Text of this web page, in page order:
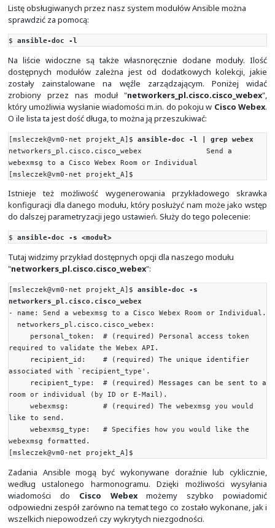
ADDED IN: historical
- data
Data to return for the `ping' return
If this parameter is set to `crash', the
cause an exception.
default: pong
type: str
ATTRIBUTES:
check_mode:
changed status prediction without
modifying target
support: full
diff_mode:
description: Will return details on what
changed (or possibly needs changing
in check_mode), when in diff mode
support: none
platform:
description: Target OS/families that
operated against
platforms: posix
support: N/A
SEE ALSO:
* Module ansible.netcommon.net_ping
* Module ansible.windows.win_ping
AUTHOR: Ansible Core Team, Michael DeHaan